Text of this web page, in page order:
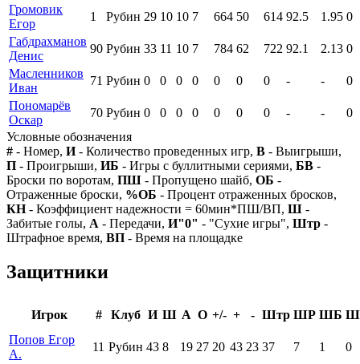
Громовик
Егор
1 Рубин 29 10 10 7 664 50 614 92.5 1.95 0
Габдрахманов
Денис
90 Рубин 33 11 10 7 784 62 722 92.1 2.13 0
Масленников
Иван
71 Рубин 0 0 0 0 0 0 0 - -
0
Пономарёв
Оскар
70 Рубин 0 0 0 0 0 0 0 - -
0
Условные обозначения
# - Номер, И- Количество проведенных игр, В - Выигрыши,
П - Проигрыши, ИБ - Игры с буллитными сериями, БВ -
Броски по воротам, ПШ - Пропущено шайб, ОБ -
Отраженные броски, %ОБ - Процент отраженных бросков,
КН- Коэффициент надежности = 60мин*ПШ/ВП, Ш -
Забитые голы, А - Передачи, И"0" - "Сухие игры", Штр -
Штрафное время, ВП - Время на площадке
Защитники
Игрок # Клуб И Ш А О +/- + - Штр ШР ШБ
Попов Егор
А.
11 Рубин 43 8 19 27 20 43 23 37 7 1
0